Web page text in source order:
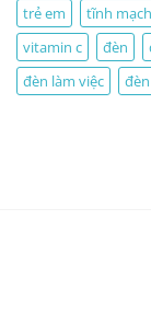
trẻ em
tĩnh
vitamin c
đèn
đèn làm việc